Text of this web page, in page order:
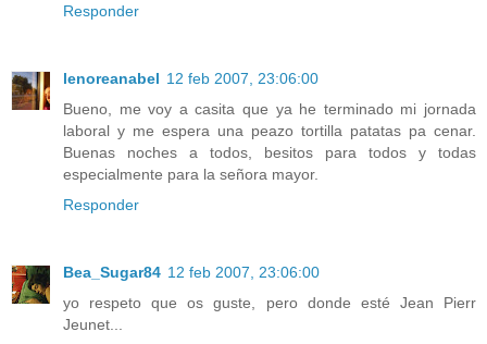
Responder
lenoreanabel 12 feb 2007, 23:06:00
Bueno, me voy a casita que ya he terminado mi jornada
laboral y me espera una peazo tortilla patatas pa cenar.
Buenas noches a todos, besitos para todos y todas
especialmente para la señora mayor.
Responder
Bea_Sugar84 12 feb 2007, 23:06:00
yo respeto que os guste, pero donde esté Jean Pierr
Jeunet...